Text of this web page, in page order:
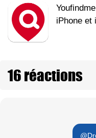
iPhone et
16 réactions